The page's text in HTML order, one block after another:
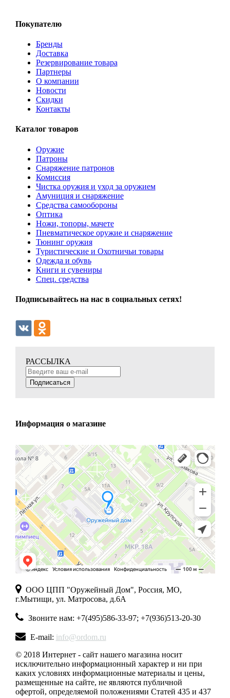
Покупателю
Бренды
Доставка
Резервирование товара
Партнеры
О компании
Новости
Скидки
Контакты
Каталог товаров
Оружие
Патроны
Снаряжение патронов
Комиссия
Чистка оружия и уход за оружием
Амуниция и снаряжение
Средства самообороны
Оптика
Ножи, топоры, мачете
Пневматическое оружие и снаряжение
Тюнинг оружия
Туристические и Охотничьи товары
Одежда и обувь
Книги и сувениры
Спец. средства
Подписывайтесь на нас в социальных сетях!
РАССЫЛКА
Подписаться
Информация о магазине
ООО ЦПП "Оружейный Дом", Россия, МО,
г.Мытищи, ул. Матросова, д.6А
Звоните нам: +7(495)586-33-97; +7(936)513-20-30
E-mail: info@ordom.ru
© 2018 Интернет - сайт нашего магазина носит
исключительно информационный характер и ни при
каких условиях информационные материалы и цены,
размещенные на сайте, не являются публичной
офертой, определяемой положениями Статей 435 и 437